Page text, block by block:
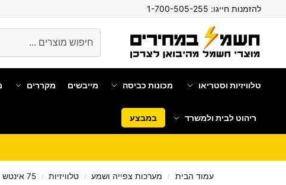
להזמנות חייגו:
טלוויזיות וסטריאו מכונות כביסה מייבשים מקררים
ריהוט לבית ולמשרד במבצע
עמוד הבית / מערכות צפייה ושמע / טלוויזיות / 75 אינטש